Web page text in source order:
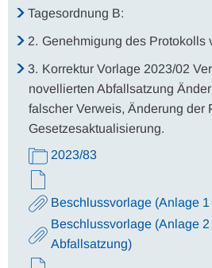
Tagesordnung B:
2. Genehmigung des Protokolls
3. Korrektur Vorlage 2023/02
novellierten Abfallsatzung
falscher Verweis, Änderung der
Gesetzesaktualisierung.
2023/83
Beschlussvorlage (Anlage
Beschlussvorlage (Anlage
Abfallsatzung)